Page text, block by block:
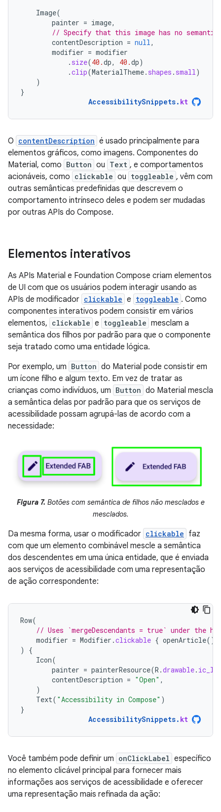
Image(
painter = image,
// Specify that this image has no semantic
contentDescription = null,
modifier = modifier
. size(40.dp, 40.dp)
.clip(MaterialTheme. shapes . small)
)
}
AccessibilitySnippets. kt
O contentDescription é usado principalmente para
elementos gráficos, como imagens. Componentes do
Material, como Button ou Text , e comportamentos
acionáveis, como clickable ou toggleable , vêm com
outras semânticas predefinidas que descrevem o
comportamento intrínseco deles e podem ser mudadas
por outras APIs do Compose.
Elementos interativos
As APIs Material e Foundation Compose criam elementos
de UI com que os usuários podem interagir usando as
APIs de modificador clickable e toggleable . Como
componentes interativos podem consistir em vários
elementos, clickable e toggleable mesclam a
semântica dos filhos por padrão para que o componente
seja tratado como uma entidade lógica.
Por exemplo, um Button do Material pode consistir em
um ícone filho e algum texto. Em vez de tratar as
crianças como indivíduos, um Button do Material mescla
a semântica delas por padrão para que os serviços de
acessibilidade possam agrupá-las de acordo com a
necessidade:
Figura 7. Botões com semântica de filhos não mesclados e
mesclados.
Da mesma forma, usar o modificador clickable faz
com que um elemento combinável mescle a semântica
dos descendentes em uma única entidade, que é enviada
aos serviços de acessibilidade com uma representação
de ação correspondente:
Row(
// Uses `mergeDescendants = true` under the
modifier = Modifier .clickable { openArticle()
)
{
Icon(
painter = painterResource(R .drawable.
contentDescription = "Open" ,
)
Text( "Accessibility in Compose" )
}
AccessibilitySnippets. kt
Você também pode definir um onClickLabel específico
no elemento clicável principal para fornecer mais
informações aos serviços de acessibilidade e oferecer
uma representação mais refinada da ação: